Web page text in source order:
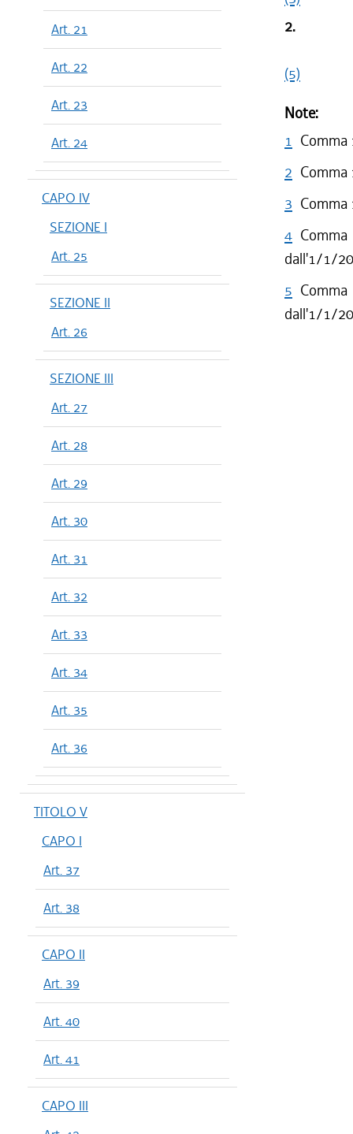
Art. 21
Art. 22
Art. 23
Art. 24
CAPO IV
SEZIONE I
Art. 25
SEZIONE II
Art. 26
SEZIONE III
Art. 27
Art. 28
Art. 29
Art. 30
Art. 31
Art. 32
Art. 33
Art. 34
Art. 35
Art. 36
TITOLO V
CAPO I
Art. 37
Art. 38
CAPO II
Art. 39
Art. 40
Art. 41
CAPO III
2.
(5)
Note:
1 Comma
2 Comma
3 Comma
4
dall'1/1/
5
dall'1/1/